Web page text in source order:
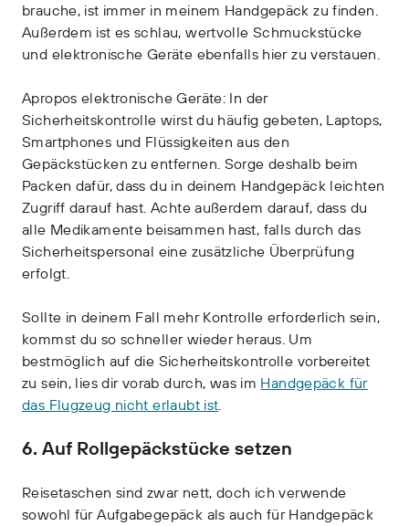
brauche, ist immer in meinem Handgepäck zu finden.
Außerdem ist es schlau, wertvolle Schmuckstücke
und elektronische Geräte ebenfalls hier zu verstauen.
Apropos elektronische Geräte: In der
Sicherheitskontrolle wirst du häufig gebeten, Laptops,
Smartphones und Flüssigkeiten aus den
Gepäckstücken zu entfernen. Sorge deshalb beim
Packen dafür, dass du in deinem Handgepäck leichten
Zugriff darauf hast. Achte außerdem darauf, dass du
alle Medikamente beisammen hast, falls durch das
Sicherheitspersonal eine zusätzliche Überprüfung
erfolgt.
Sollte in deinem Fall mehr Kontrolle erforderlich sein,
kommst du so schneller wieder heraus. Um
bestmöglich auf die Sicherheitskontrolle vorbereitet
zu sein, lies dir vorab durch, was im Handgepäck für
das Flugzeug nicht erlaubt ist.
6. Auf Rollgepäckstücke setzen
Reisetaschen sind zwar nett, doch ich verwende
sowohl für Aufgabegepäck als auch für Handgepäck